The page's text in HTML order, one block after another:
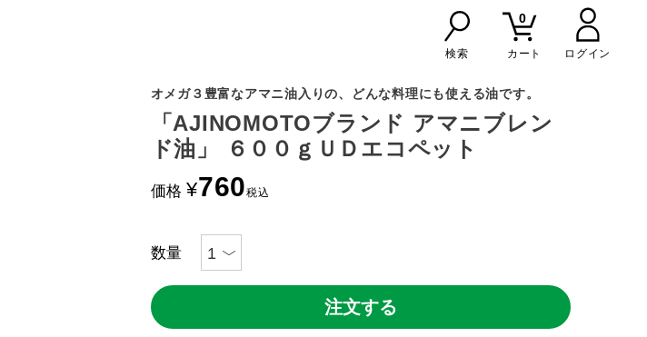
検索
0
カート
オメガ３豊富なアマニ油入りの、どんな料理にも使える油です。
「AJINOMOTOブランド アマニブレン
ド油」 ６００ｇＵＤエコペット
価格 ¥760税込
注文する